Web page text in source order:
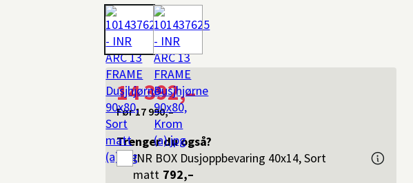
14 392,–
Før17 990,–
Trenger du også?
INR BOX Dusjoppbevaring 40x14, Sort
matt 792,–